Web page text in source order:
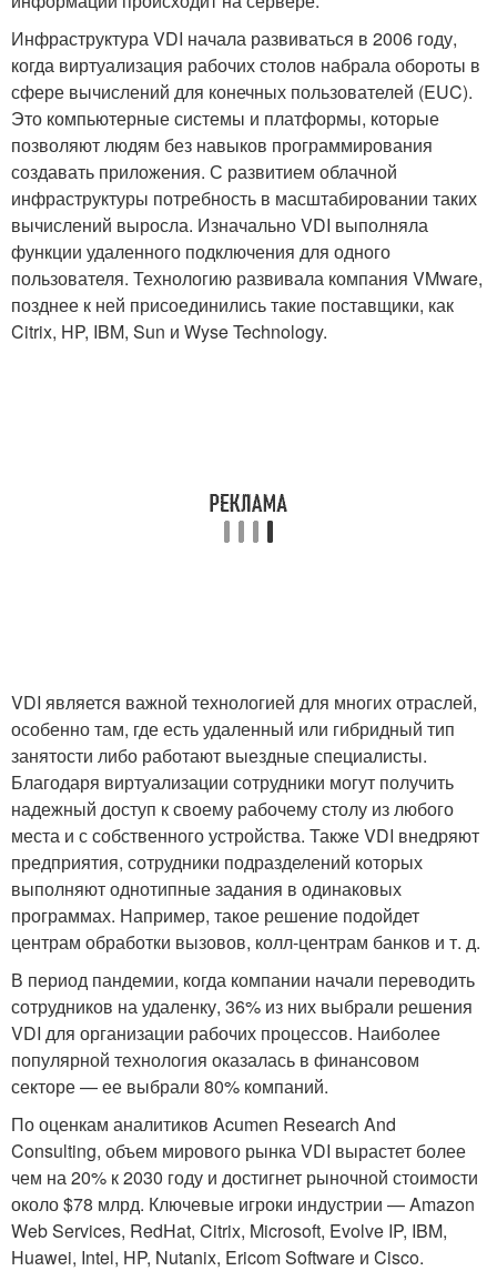
Инфраструктура VDI начала развиваться в 2006 году,
когда виртуализация рабочих столов набрала обороты в
сфере вычислений для конечных пользователей (EUC).
Это компьютерные системы и платформы, которые
позволяют людям без навыков программирования
создавать приложения. С развитием облачной
инфраструктуры потребность в масштабировании таких
вычислений выросла. Изначально VDI выполняла
функции удаленного подключения для одного
пользователя. Технологию развивала компания VMware,
позднее к ней присоединились такие поставщики, как
Citrix, HP, IBM, Sun и Wyse Technology.
VDI является важной технологией для многих отраслей,
особенно там, где есть удаленный или гибридный тип
занятости либо работают выездные специалисты.
Благодаря виртуализации сотрудники могут получить
надежный доступ к своему рабочему столу из любого
места и с собственного устройства. Также VDI внедряют
предприятия, сотрудники подразделений которых
выполняют однотипные задания в одинаковых
программах. Например, такое решение подойдет
центрам обработки вызовов, колл-центрам банков и т. д.
В период пандемии, когда компании начали переводить
сотрудников на удаленку, 36% из них выбрали решения
VDI для организации рабочих процессов. Наиболее
популярной технология оказалась в финансовом
секторе — ее выбрали 80% компаний.
По оценкам аналитиков Acumen Research And
Consulting, объем мирового рынка VDI вырастет более
чем на 20% к 2030 году и достигнет рыночной стоимости
около $78 млрд. Ключевые игроки индустрии — Amazon
Web Services, RedHat, Citrix, Microsoft, Evolve IP, IBM,
Huawei, Intel, HP, Nutanix, Ericom Software и Cisco.